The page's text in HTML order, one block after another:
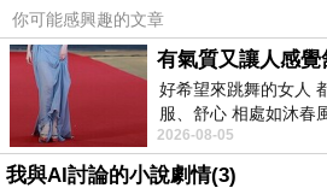
開，並受到日本民眾熱烈歡
赴日展覽順利成功，為台、
頁。
新聞來源https://
你可能感興趣的文章
有氣質又讓人感覺
好希望來跳舞的女人
服、舒心 相處如沐春
哪個位子 妳老幾？？
2026-08-05
我與AI討論的小說劇情(3)